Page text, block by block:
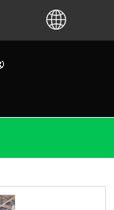
kúpili VM